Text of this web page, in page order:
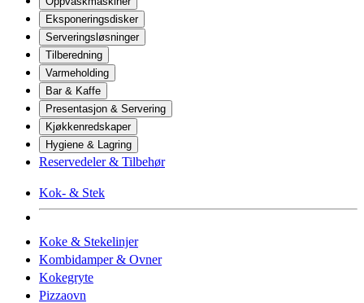
Eksponeringsdisker
Serveringsløsninger
Tilberedning
Varmeholding
Bar & Kaffe
Presentasjon & Servering
Kjøkkenredskaper
Hygiene & Lagring
Reservedeler & Tilbehør
Kok- & Stek
Koke & Stekelinjer
Kombidamper & Ovner
Kokegryte
Pizzaovn